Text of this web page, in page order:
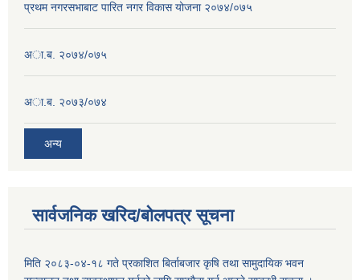
प्रथम नगरसभाबाट पारित नगर विकास योजना २०७४/०७५
अा.ब. २०७४/०७५
अा.ब. २०७३/०७४
अन्य
सार्वजनिक खरिद/बोलपत्र सूचना
मिति २०८३-०४-१८ गते प्रकाशित बिर्ताबजार कृषि तथा सामुदायिक भवन